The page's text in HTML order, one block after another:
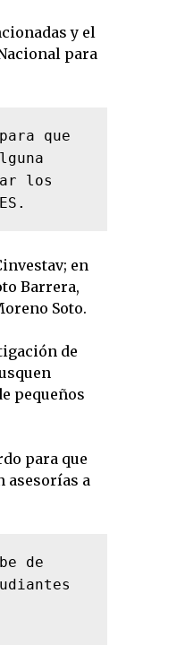
y el
para
que
los
en
Barrera,
Soto.
de
pequeños
para que
asesorías a
de